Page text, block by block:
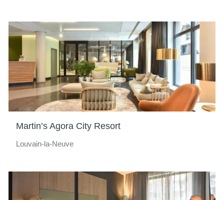
Martin’s Agora City Resort
Louvain-la-Neuve